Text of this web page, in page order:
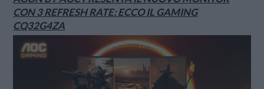
CON 3 REFRESH RATE: ECCO IL GAMING
CQ32G4ZA